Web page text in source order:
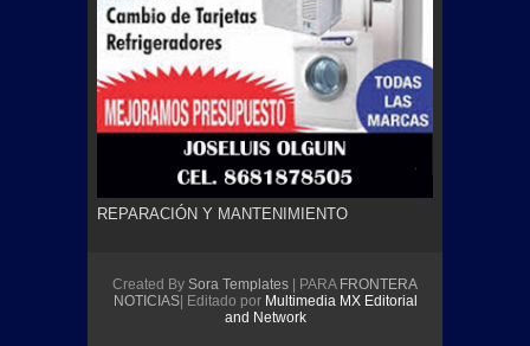
REPARACIÓN Y MANTENIMIENTO
Created By Sora Templates | PARA FRONTERA
NOTICIAS| Editado por Multimedia MX Editorial
and Network